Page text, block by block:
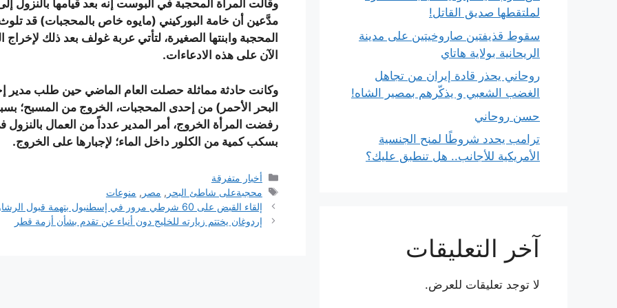
وقالت المرأة المحجبة في البوست إنه بعد قيامها بالنزول
مدَّعين أن خامة البوركيني (مايوه خاص بالمحجبات) قد تلوث
المحجبة وابنتها الصغيرة، لتأتي عربة غولف بعد ذلك
الآن على هذه الادعاءات.
وكانت حادثة مماثلة حصلت العام الماضي حين طلب
البحر الأحمر) من إحدى المحجبات، الخروج من المسبح؛
رفضت المرأة الخروج، أمر المدير عدداً من العمال بالنزول
بسكب كمية من الكلور داخل الماء؛ لإجبارها على الخروج.
التصنيفات
أخبار متفرقة
الوسوم
محجبةعلى شاطئ البحر , مصر , منوعات
إلقاء القبض على 60 شرطي مرور في إسطنبول بتهمة قبول الرشاوى
إردوغان يختتم زيارته للخليج دون أنباء عن تقدم بشأن أزمة قطر
لملتقطها صديق القاتل!
سقوط قذيفتين صاروخيتين على مدينة
الريحانية بولاية هاتاي
روحاني يحذر قادة إيران من تجاهل
الغضب الشعبي و يذكّرهم بمصير الشاه!
حسن روحاني
ترامب يحدد شروطًا لمنح الجنسية
الأمريكية للأجانب.. هل تنطبق عليك؟
آخر التعليقات
لا توجد تعليقات للعرض.